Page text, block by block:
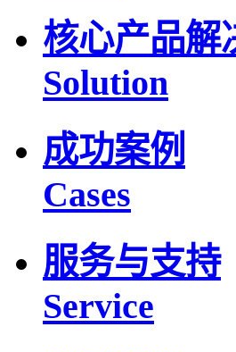
核心产品解
Solution
成功案例
Cases
服务与支持
Service